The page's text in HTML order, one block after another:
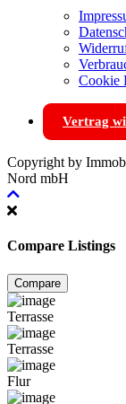
Cookie
Vertrag
Copyright by
Nord mbH
Compare Listings
Compare
Terrasse
Terrasse
Flur